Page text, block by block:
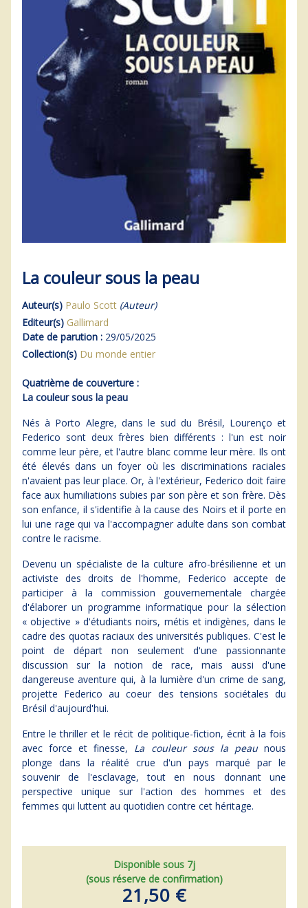
La couleur sous la peau
Auteur(s) Paulo Scott (Auteur)
Editeur(s) Gallimard
Date de parution : 29/05/2025
Collection(s) Du monde entier
Quatrième de couverture :
La couleur sous la peau
Nés à Porto Alegre, dans le sud du Brésil, Lourenço et
Federico sont deux frères bien différents : l'un est noir
comme leur père, et l'autre blanc comme leur mère. Ils ont
été élevés dans un foyer où les discriminations raciales
n'avaient pas leur place. Or, à l'extérieur, Federico doit faire
face aux humiliations subies par son père et son frère. Dès
son enfance, il s'identifie à la cause des Noirs et il porte en
lui une rage qui va l'accompagner adulte dans son combat
contre le racisme.
Devenu un spécialiste de la culture afro-brésilienne et un
activiste des droits de l'homme, Federico accepte de
participer à la commission gouvernementale chargée
d'élaborer un programme informatique pour la sélection
« objective » d'étudiants noirs, métis et indigènes, dans le
cadre des quotas raciaux des universités publiques. C'est le
point de départ non seulement d'une passionnante
discussion sur la notion de race, mais aussi d'une
dangereuse aventure qui, à la lumière d'un crime de sang,
projette Federico au coeur des tensions sociétales du
Brésil d'aujourd'hui.
Entre le thriller et le récit de politique-fiction, écrit à la fois
avec force et finesse, La couleur sous la peaunous
plonge dans la réalité crue d'un pays marqué par le
souvenir de l'esclavage, tout en nous donnant une
perspective unique sur l'action des hommes et des
femmes qui luttent au quotidien contre cet héritage.
Disponible sous 7j
(sous réserve de confirmation)
21,50 €